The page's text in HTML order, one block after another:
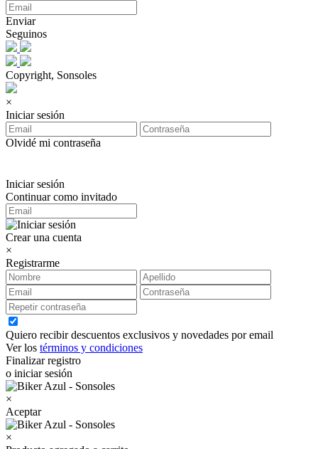
Enviar
Seguinos
Copyright, Sonsoles
×
Iniciar sesión
Olvidé mi contraseña
Iniciar sesión
Continuar como invitado
Crear una cuenta
×
Registrarme
Quiero recibir descuentos exclusivos y novedades por email
Ver los términos y condiciones
Finalizar registro
o iniciar sesión
×
Aceptar
×